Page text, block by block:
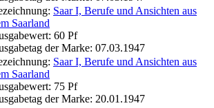
Saar I, Berufe und Ansichten aus
Saarland
60 Pf
der Marke: 07.03.1947
Saar I, Berufe und Ansichten aus
Saarland
75 Pf
der Marke: 20.01.1947